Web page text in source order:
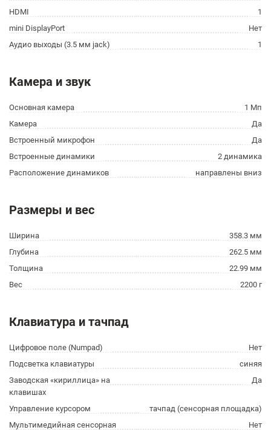
HDMI
1
mini DisplayPort
Нет
Аудио выходы (3.5 мм jack)
1
Камера и звук
Основная камера
1 Мп
Камера
Да
Встроенный микрофон
Да
Встроенные динамики
2 динамика
Расположение динамиков
направлены вниз
Размеры и вес
Ширина
358.3 мм
Глубина
262.5 мм
Толщина
22.99 мм
Вес
2200 г
Клавиатура и тачпад
Цифровое поле (Numpad)
Нет
Подсветка клавиатуры
синяя
Заводская «кириллица» на
клавишах
Да
Управление курсором
тачпад (сенсорная площадка)
Мультимедийная сенсорная
Нет